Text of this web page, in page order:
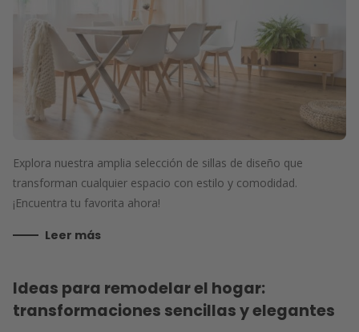
Explora nuestra amplia selección de sillas de diseño que
transforman cualquier espacio con estilo y comodidad.
¡Encuentra tu favorita ahora!
Leer más
Ideas para remodelar el hogar:
transformaciones sencillas y elegantes